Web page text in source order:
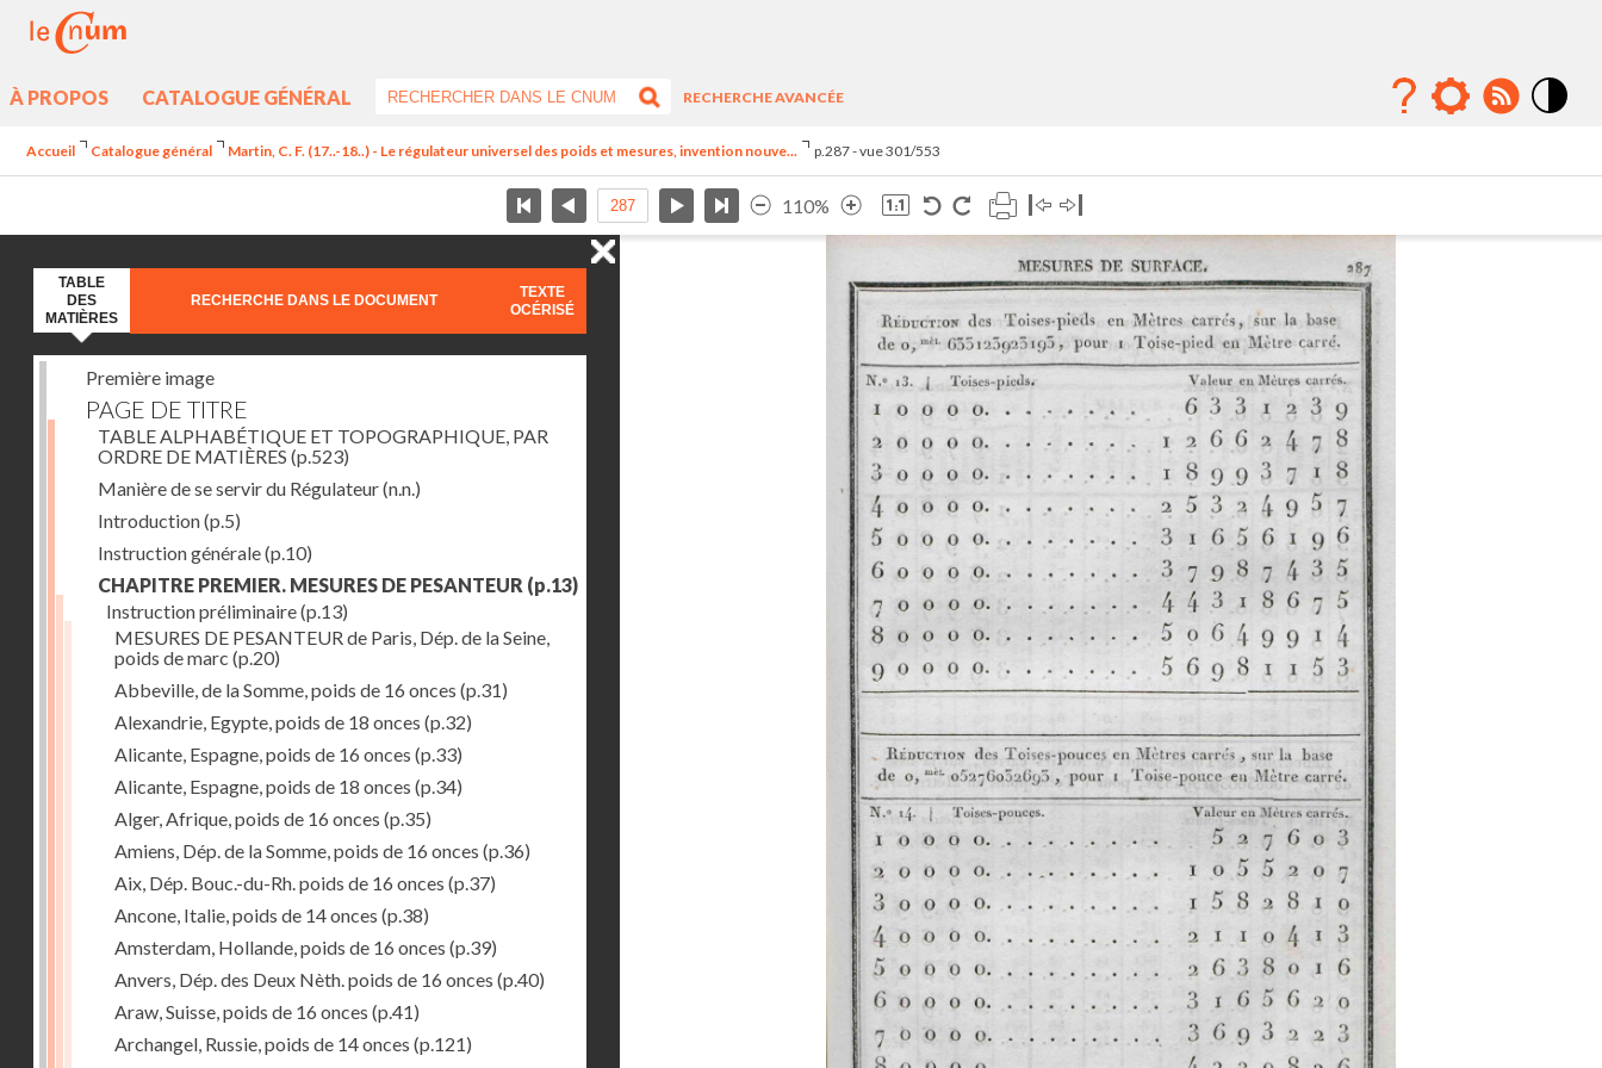
À PROPOS CATALOGUE GÉNÉRAL
RECHERCHE AVANCÉE
Accueil Catalogue général Martin, C. F. (17..-18..) - Le régulateur universel des poids et mesures, invention nouve... p.287 - vue 301/553
110%
TABLE
DES
MATIÈRES
RECHERCHE DANS LE DOCUMENT
TEXTE
OCÉRISÉ
Première image
PAGE DE TITRE
TABLE ALPHABÉTIQUE ET TOPOGRAPHIQUE, PAR
ORDRE DE MATIÈRES (p.523)
Manière de se servir du Régulateur(n.n.)
Introduction(p.5)
Instruction générale(p.10)
CHAPITRE PREMIER. MESURES DE PESANTEUR (p.13)
Instruction préliminaire(p.13)
MESURES DE PESANTEUR de Paris, Dép. de la Seine,
poids de marc (p.20)
Abbeville, de la Somme, poids de 16 onces (p.31)
Alexandrie, Egypte, poids de 18 onces (p.32)
Alicante, Espagne, poids de 16 onces (p.33)
Alicante, Espagne, poids de 18 onces (p.34)
Alger, Afrique, poids de 16 onces (p.35)
Amiens, Dép. de la Somme, poids de 16 onces (p.36)
Aix, Dép. Bouc.-du-Rh. poids de 16 onces (p.37)
Ancone, Italie, poids de 14 onces (p.38)
Amsterdam, Hollande, poids de 16 onces (p.39)
Anvers, Dép. des Deux Nèth. poids de 16 onces (p.40)
Araw, Suisse, poids de 16 onces (p.41)
Archangel, Russie, poids de 14 onces (p.121)